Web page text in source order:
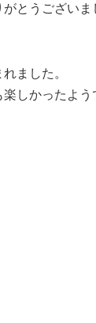
とうございま
ました。
しかったよう